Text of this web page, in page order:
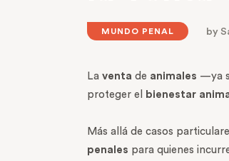
MUNDO PENAL by
La venta de animales —ya
proteger el
bienestar
Más allá de casos
penales para quienes